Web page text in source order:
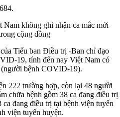
Tiểu ban Điều trị -Ban chỉ đạo
19, tính đến nay Việt Nam có
bệnh COVID-19).
222 trường hợp, còn lại 48 người
chữa bệnh gồm 38 ca đang điều trị
đang điều trị tại bệnh viện tuyến
viện tuyến huyện.